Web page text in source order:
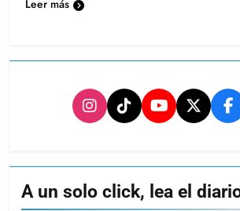
Leer más
A un solo click, lea el